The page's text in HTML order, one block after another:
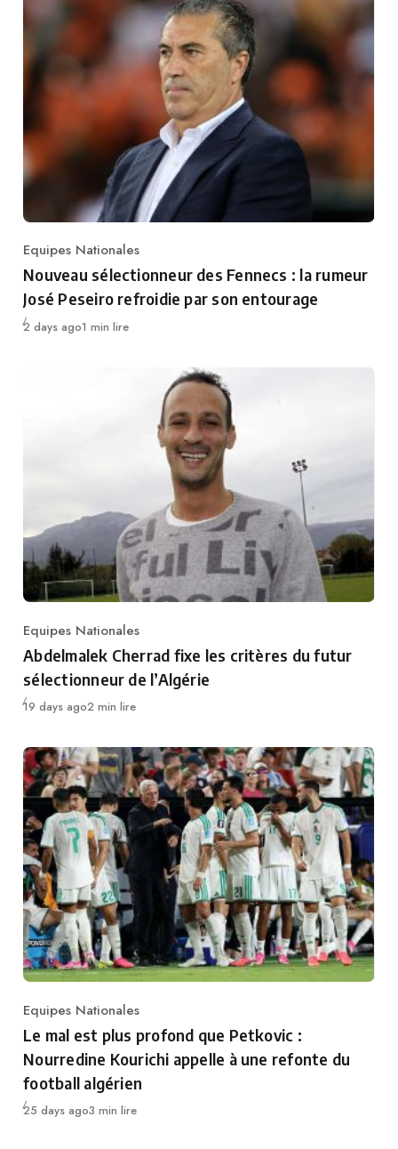
Category
Equipes Nationales
Nouveau sélectionneur des Fennecs : la rumeur
José Peseiro refroidie par son entourage
Publié
2 days ago1 min lire
Category
Equipes Nationales
Abdelmalek Cherrad fixe les critères du futur
sélectionneur de l’Algérie
Publié
19 days ago2 min lire
Category
Equipes Nationales
Le mal est plus profond que Petkovic :
Nourredine Kourichi appelle à une refonte du
football algérien
Publié
25 days ago3 min lire